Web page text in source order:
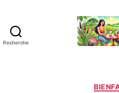
Recherche
B
C